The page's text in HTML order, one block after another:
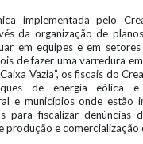
implementada pelo
da organização de
em equipes e em
de fazer uma varredura
Vazia”, os fiscais do
de energia eólica e
e municípios onde estão
para fiscalizar denúncias
produção e comercialização